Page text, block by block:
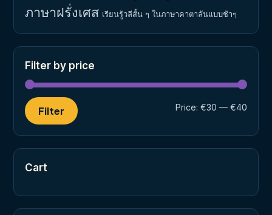
ภาษาฝรั่งเศส เรียนรู้วลีสั้น ๆ ในภาษาคาตาลันแบบช้าๆ
Filter by price
Filter Price: €30 — €40
Cart